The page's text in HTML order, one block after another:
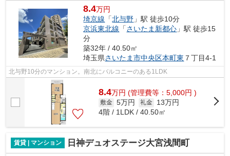
8.4万円
埼京線 「北与野 」駅 徒歩10分
京浜東北線 「さいたま新都心 」駅 徒歩15
分
築32年 / 40.50㎡
埼玉県さいたま市中央区本町東 ７丁目4-1
北与野10分のマンション。南北にバルコニーのある1LDK
8.4万円 (管理費等：5,000円 )
敷金 5万円 礼金
13万円
4階 / 1LDK / 40.50㎡
賃貸 | マンション 日神デュオステージ大宮浅間町